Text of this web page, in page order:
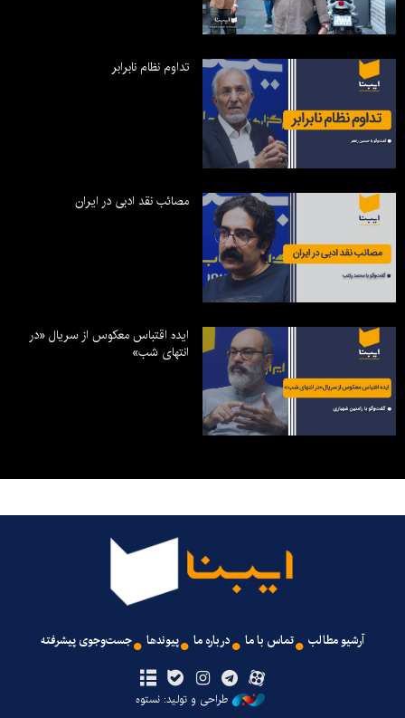
تداوم نظام نابرابر
مصائب نقد ادبی در ایران
ایده اقتباس معکوس از سریال «در
انتهای شب»
آرشیو مطالب تماس با ما درباره ما پیوندها جست‌وجوی پیشرفته
طراحی و تولید: نستوه